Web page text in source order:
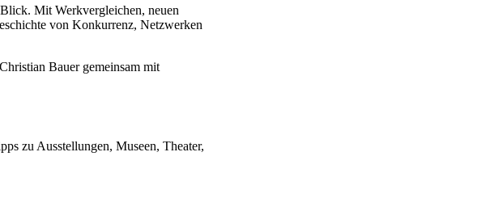
Mit Werkvergleichen, neuen
von Konkurrenz, Netzwerken
Bauer gemeinsam mit
auf die Beziehung von
zu Ausstellungen, Museen, Theater,